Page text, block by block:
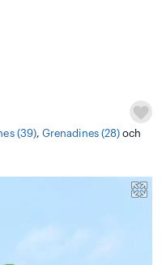
(39),Grenadines (28) och